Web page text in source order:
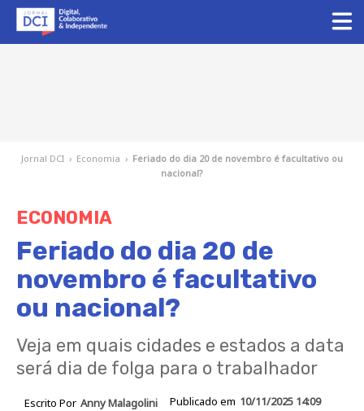
Jornal DCI › Economia › Feriado do dia 20 de novembro é facultativo ou
nacional?
ECONOMIA
Feriado do dia 20 de
novembro é facultativo
ou nacional?
Veja em quais cidades e estados a data
será dia de folga para o trabalhador
Escrito Por Anny Malagolini Publicado em 10/11/2025 14:09